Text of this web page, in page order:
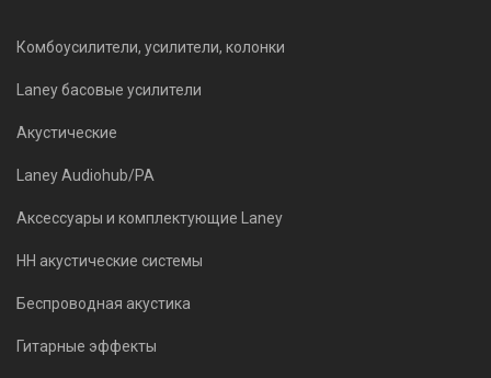
Комбоусилители, усилители, колонки
Laney басовые усилители
Акустические
Laney Audiohub/PA
Аксессуары и комплектующие Laney
HH акустические системы
Беспроводная акустика
Гитарные эффекты